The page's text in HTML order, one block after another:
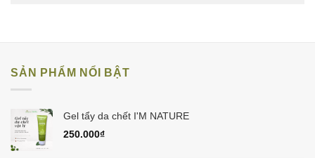
SẢN PHẨM NỔI BẬT
Gel tẩy da chết I'M NATURE
250.000₫